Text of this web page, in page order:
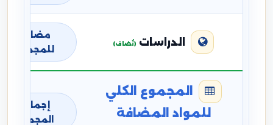
الدراسات (تُضاف)
مضافة
للمجموع
المجموع الكلي
للمواد المضافة
إجمالي
المجموع